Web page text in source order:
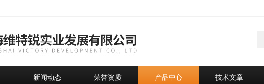
新闻动态 荣誉资质 产品中心 技术文章